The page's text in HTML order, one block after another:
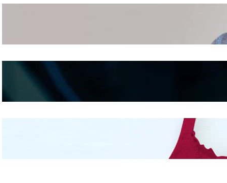
Wanita Pamer Pakaian
Kepribadian
Mengintip Kepribadian
Wanita Dari Warna Bra